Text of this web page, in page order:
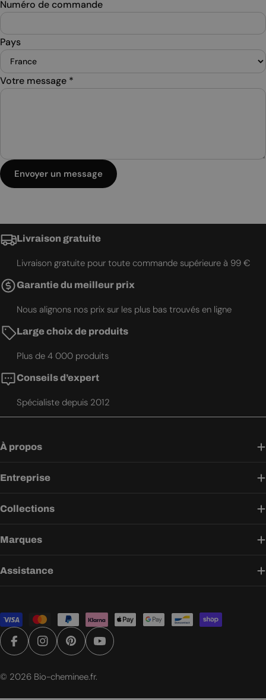
Numéro de commande
Pays
Votre message *
Envoyer un message
Livraison gratuite
Livraison gratuite pour toute commande supérieure à 99 €
Garantie du meilleur prix
Nous alignons nos prix sur les plus bas trouvés en ligne
Large choix de produits
Plus de 4 000 produits
Conseils d’expert
Spécialiste depuis 2012
À propos
Entreprise
Collections
Marques
Assistance
Modes
de
paiement
FacebookInstagramPinterestYouTube
© 2026 Bio-cheminee.fr.